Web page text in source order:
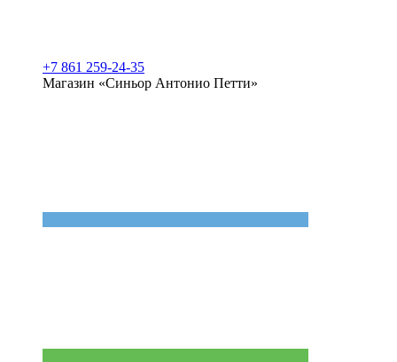
+7 861 259-24-35
Магазин «Синьор Антонио Петти»